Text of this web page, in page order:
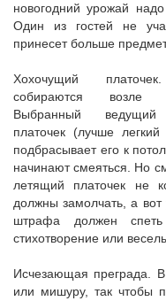
новогодний урожай
Один из гостей не
принесет больше
Хохочущий
собираются возле
Выбранный
платочек (лучше
подбрасывает его к
начинают смеяться. Но
летящий платочек не
должны замолчать, а вот
штрафа должен спеть
стихотворение или
Исчезающая преграда.
или мишуру, так чтобы